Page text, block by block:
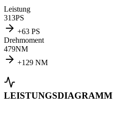
Leistung
313PS
+63 PS
Drehmoment
479NM
+129 NM
LEISTUNGSDIAGRAMM